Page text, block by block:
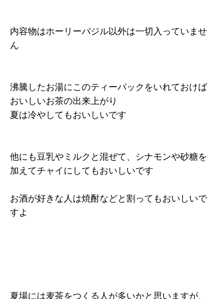
内容物はホーリーバジル以外は一切入っていませ
ん
沸騰したお湯にこのティーパックをいれておけば
おいしいお茶の出来上がり
夏は冷やしてもおいしいです
他にも豆乳やミルクと混ぜて、シナモンや砂糖を
加えてチャイにしてもおいしいです
お酒が好きな人は焼酎などと割ってもおいしいで
すよ
夏場には麦茶をつくる人が多いかと思いますが、